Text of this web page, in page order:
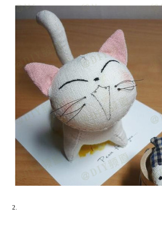
2.